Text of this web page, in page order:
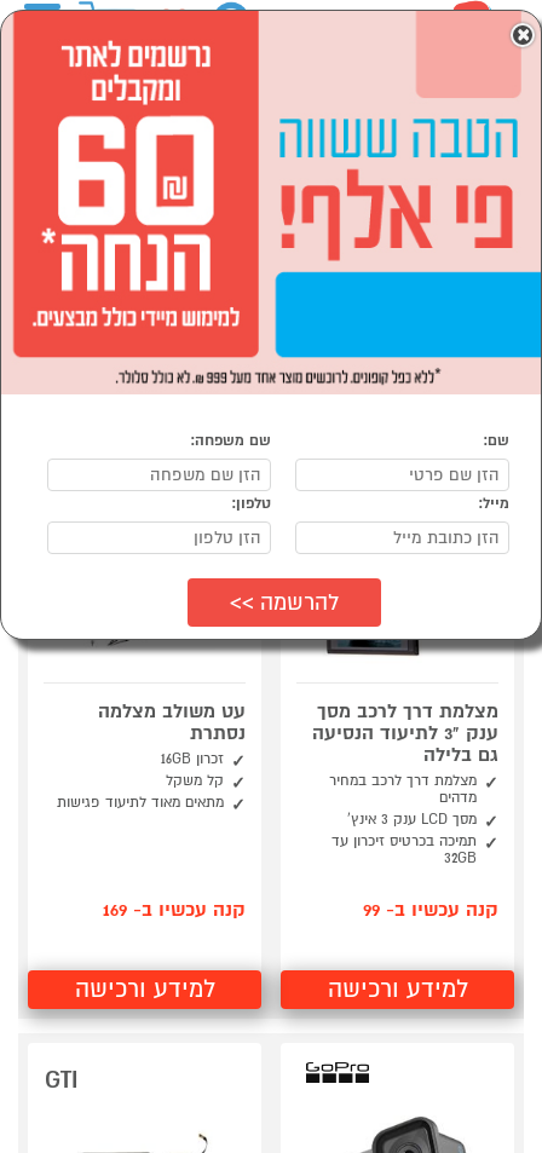
צילום
הסתר רשימת קטגוריות
מצלמות אקסטרים (12) מצלמות אבטחה (40)
מצלמות דרך (27)
אביזרים למצלמות אקסטרים
(5)
הפופולרים ביותר
RELLE
מצלמת דרך לרכב מסך
ענק "3 לתיעוד הנסיעה
גם בלילה
מצלמת דרך לרכב במחיר
מדהים
מסך LCD ענק 3 אינץ'
תמיכה בכרטיס זיכרון עד
32GB
קנה עכשיו ב- 99
למידע ורכישה
LIXIN
עט משולב מצלמה
נסתרת
זכרון 16GB
קל משקל
מתאים מאוד לתיעוד פגישות
קנה עכשיו ב- 169
למידע ורכישה
GTI
×
שם: שם משפחה:
מייל: טלפון: